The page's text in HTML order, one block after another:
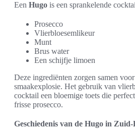
Een Hugo is een sprankelende
Prosecco
Vlierbloesemlikeur
Munt
Brus water
Een schijfje limoen
Deze ingrediënten zorgen samen
smaakexplosie. Het gebruik van
cocktail een bloemige toets die
frisse prosecco.
Geschiedenis van de Hugo in